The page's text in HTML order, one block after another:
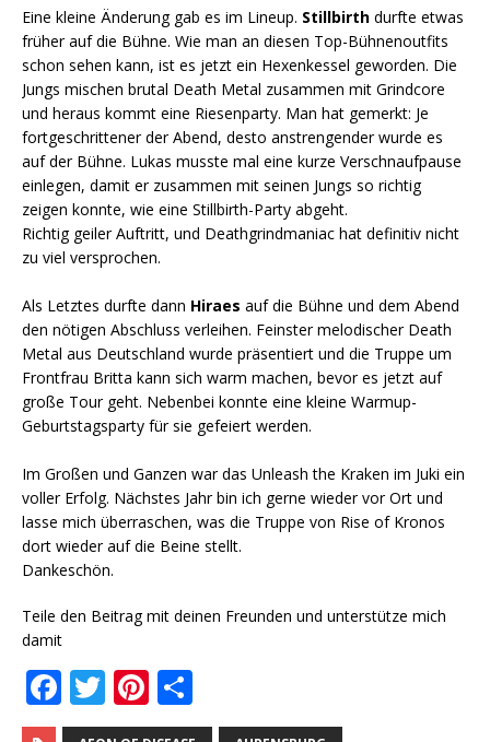
Eine kleine Änderung gab es im Lineup. Stillbirth durfte etwas
früher auf die Bühne. Wie man an diesen Top-Bühnenoutfits
schon sehen kann, ist es jetzt ein Hexenkessel geworden. Die
Jungs mischen brutal Death Metal zusammen mit Grindcore
und heraus kommt eine Riesenparty. Man hat gemerkt: Je
fortgeschrittener der Abend, desto anstrengender wurde es
auf der Bühne. Lukas musste mal eine kurze Verschnaufpause
einlegen, damit er zusammen mit seinen Jungs so richtig
zeigen konnte, wie eine Stillbirth-Party abgeht.
Richtig geiler Auftritt, und Deathgrindmaniac hat definitiv nicht
zu viel versprochen.
Als Letztes durfte dann Hiraes auf die Bühne und dem Abend
den nötigen Abschluss verleihen. Feinster melodischer Death
Metal aus Deutschland wurde präsentiert und die Truppe um
Frontfrau Britta kann sich warm machen, bevor es jetzt auf
große Tour geht. Nebenbei konnte eine kleine Warmup-
Geburtstagsparty für sie gefeiert werden.
Im Großen und Ganzen war das Unleash the Kraken im Juki ein
voller Erfolg. Nächstes Jahr bin ich gerne wieder vor Ort und
lasse mich überraschen, was die Truppe von Rise of Kronos
dort wieder auf die Beine stellt.
Dankeschön.
Teile den Beitrag mit deinen Freunden und unterstütze mich
damit
F
a
T
w
Pi
n ei